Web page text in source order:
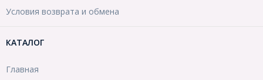
Условия возврата и обмена
КАТАЛОГ
Главная